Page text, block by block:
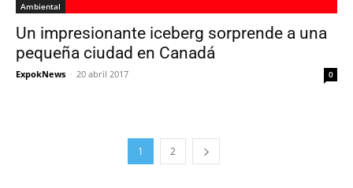
Ambiental
Un impresionante iceberg sorprende a una
pequeña ciudad en Canadá
ExpokNews - 20 abril 2017 0
1 2